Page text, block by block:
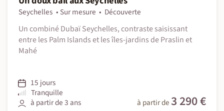
Seychelles Sur mesure
Découverte
Un combiné Dubaï Seychelles, contraste saisissant
entre les Palm Islands et les îles-jardins de Praslin et
Mahé
15 jours
Tranquille
à partir de 3 ans
à partir de 3 290 €